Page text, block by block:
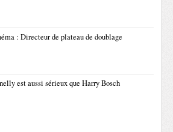
: Directeur de plateau de doublage
est aussi sérieux que Harry Bosch